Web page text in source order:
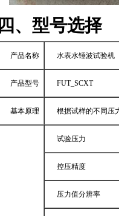
四、型号选择
产品名称 水表水锤波试验机
产品型号 FUT_SCXT
基本原理 根据试样的不同压
试验压力
控压精度
压力值分辨率